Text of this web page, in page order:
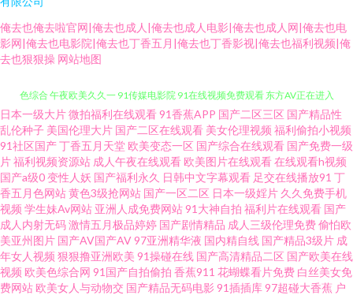
俺去也俺去啦官网|俺去也成人|俺去也成人电影|俺去也成人网|俺去也电
影网|俺去也电影院|俺去也丁香五月|俺去也丁香影视|俺去也福利视频|俺
去也狠狠操 网站地图
青青草原香蕉久久 视频91 俺来也伦理黄 国产精品色色 久草男人av天堂 欧美
色综合 午夜欧美久久一 91传媒电影院 91在线视频免费观看 东方AV正在进入
人妻社区 91免费破处 婷婷色播综合在线 久久网站链接 豆花社区在线 91情侣
超碰 国产艹合集 欧美一级在线 91VA久久 91午夜福利丝袜视频 东京热伊人av
欧美色TV 天美传媒A片 91国产视频在线观看免费 91永久免费网页视频入口
日本一级大片微拍福利在线观看91香蕉APP 国产二区三区 国产精品性
乱伦种子 美国伦理大片 国产二区在线观看 美女伦理视频 福利偷拍小视频
91社区国产丁香五月天堂 欧美变态一区 国产综合在线观看 国产免费一级
片福利视频资源站 成人午夜在线观看 欧美图片在线观看在线观看h视频
国产a级0变性人妖 国产福利永久 日韩中文字幕观看 足交在线播放91 丁
香五月色网站黄色3级抢网站 国产一区二区 日本一级婬片 久久免费手机
视频 学生妹Av网站 亚洲人成免费网站91大神自拍 福利片在线观看 国产
成人内射无码激情五月极品婷婷 国产剧情精品 成人三级伦理免费偷怕欧
美亚州图片 国产AV国产AV97亚洲精华液 国内精自线 国产精品3级片 成
年女人视频 狠狠撸亚洲欧美 91操碰在线 国产高清精品二区 国产欧美在线
视频 欧美色综合网 91国产自拍偷拍 香蕉911 花蝴蝶看片免费 白丝美女免
费网站 欧美女人与动物交 国产精品无码电影 91插插库97超碰大香蕉 户